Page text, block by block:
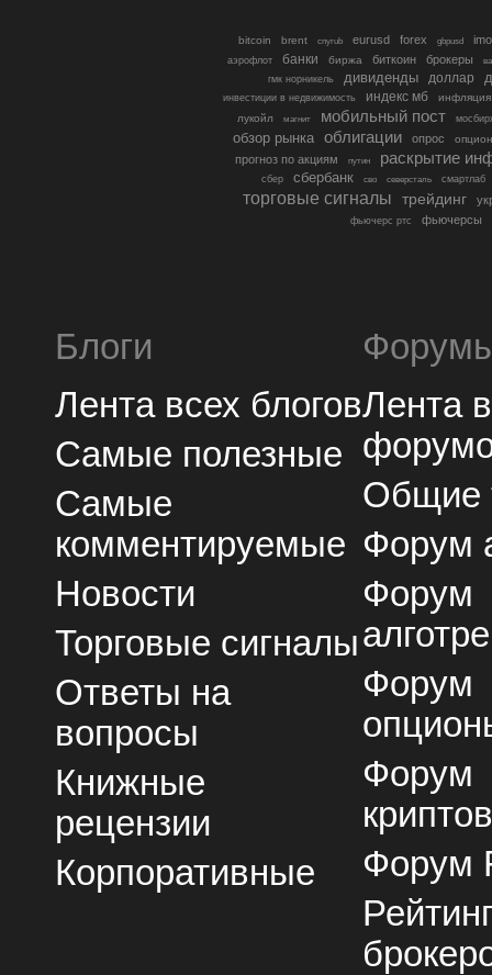
bitcoin brent cnyrub eurusd forex gbpusd
аэрофлот банки биржа биткоин брокеры
гмк норникель
дивиденды доллар
инвестиции в недвижимость индекс мб
инфляция
лукойл
магнит мобильный пост
обзор рынка облигации опрос
прогноз по акциям путин раскрытие
сбер сбербанк сво северсталь смартлаб
торговые сигналы трейдинг
фьючерс ртс фьючерсы
Блоги
Лента всех блогов
Самые полезные
Самые
комментируемые
Новости
Торговые сигналы
Ответы на
вопросы
Книжные
рецензии
Корпоративные
Лента
Общие
Форум
Форум
Форум
Форум
Форум